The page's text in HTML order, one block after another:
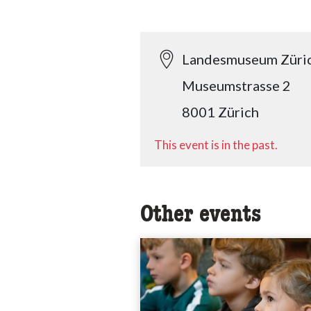
Landesmuseum
Museumstrasse 2
8001 Zürich
This event is in the past.
Other events